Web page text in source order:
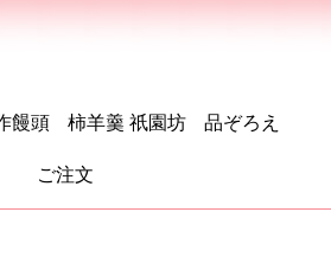
饅頭 柿羊羹 祇園坊 品ぞろえ
ご注文